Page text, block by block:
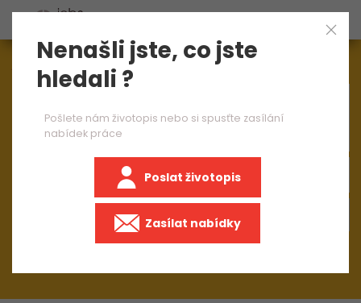
Aktuálně1545nabídek práce
Nenašli jste, co jste
hledali ?
Pošlete nám životopis nebo si spusťte zasílání
nabídek práce
Poslat životopis
Zasílat nabídky